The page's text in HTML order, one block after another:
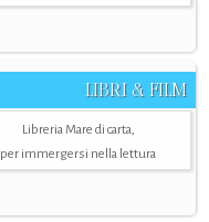
LIBRI & FILM
Libreria Mare di carta,
per immergersi nella lettura